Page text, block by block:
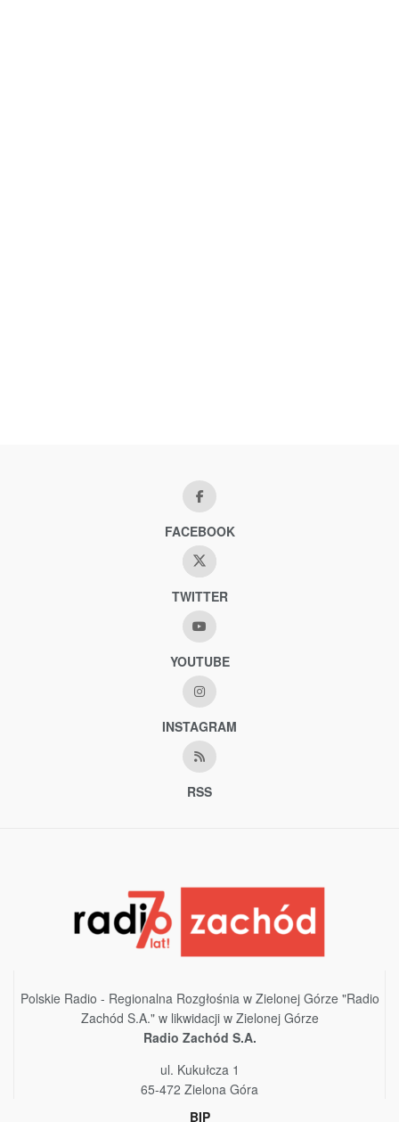
FACEBOOK
TWITTER
YOUTUBE
INSTAGRAM
RSS
Polskie Radio - Regionalna Rozgłośnia w Zielonej Górze "Radio
Zachód S.A." w likwidacji w Zielonej Górze
Radio Zachód S.A.
ul. Kukułcza 1
65-472 Zielona Góra
BIP